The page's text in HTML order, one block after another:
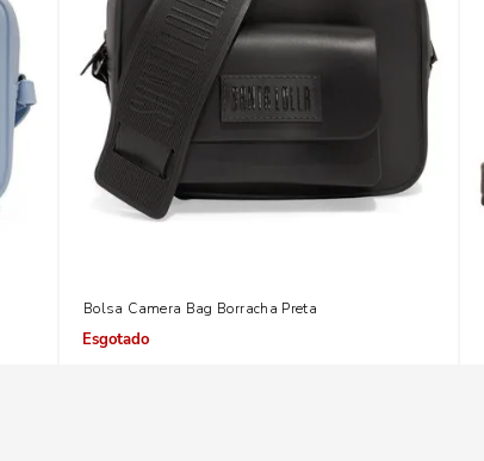
Bolsa Camera Bag Borracha Preta
Indisponível